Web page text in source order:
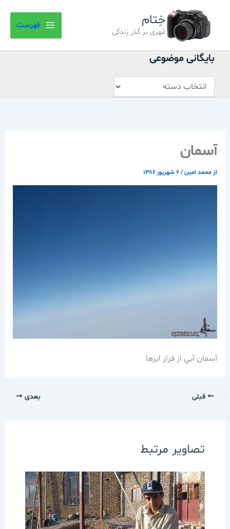
خِتام
مُهری بر گذر زندگی
فهرست
بایگانی موضوعی
موضوعی
آسمان
از محمد امین/۶ شهریور ۱۳۸۶
آسمان آبي از فراز ابرها
قبلی بعدی
تصاویر مرتبط